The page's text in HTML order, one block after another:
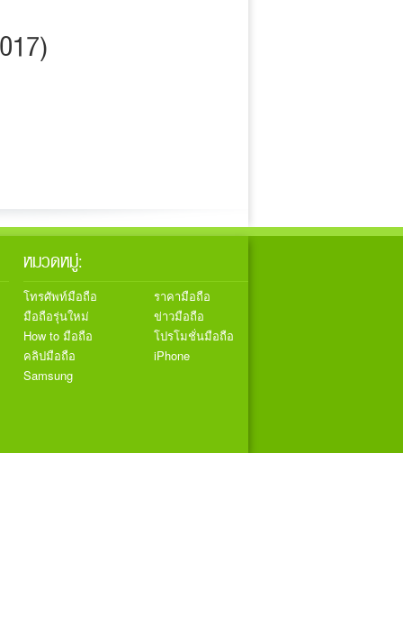
หมวดหมู่:
โทรศัพท์มือถือ
ราคามือถือ
มือถือรุ่นใหม่
ข่าวมือถือ
How to มือถือ
โปรโมชั่นมือถือ
คลิปมือถือ
iPhone
Samsung